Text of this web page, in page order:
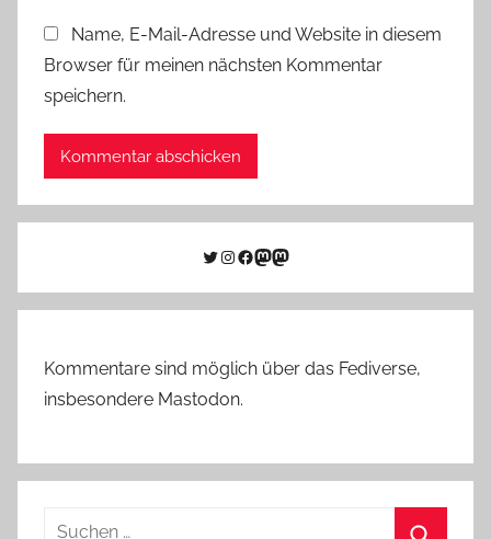
Name, E-Mail-Adresse und Website in diesem
Browser für meinen nächsten Kommentar
speichern.
Twitter
Instagram
Facebook
Link zu Mastodon
Mastodon
Kommentare sind möglich über das Fediverse,
insbesondere Mastodon.
Suchen